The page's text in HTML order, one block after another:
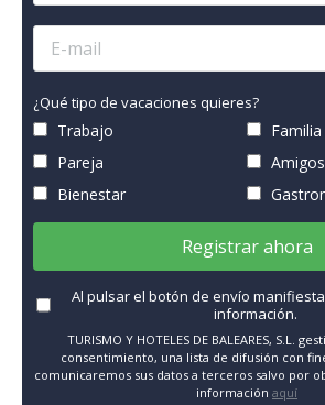
¿Qué tipo de vacaciones quieres?
Trabajo
Familia
Pareja
Amigos
Bienestar
Registrar ahora
Al pulsar el botón de envío
información.
TURISMO Y HOTELES DE BALEARES, S.L.
consentimiento, una lista de difusión con
comunicaremos sus datos a terceros salvo por
información aquí